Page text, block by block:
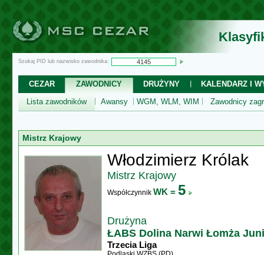
Szukaj PID lub nazwisko zawodnika:
CEZAR ZAWODNICY DRUŻYNY
KALENDARZ I
Lista zawodników
Awansy WGM, WLM, WIM Zawodnicy
Mistrz Krajowy
Włodzimierz Królak
Mistrz Krajowy
Współczynnik WK = 5
Drużyna
ŁABS Dolina Narwi Łomża
Trzecia Liga